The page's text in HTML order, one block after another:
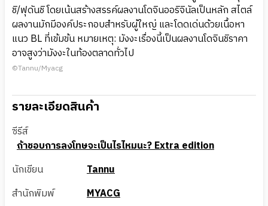
ชิ/ฟุดันชิ โดยเน้นสร้างสรรค์ผลงานโดจินออริจินัลเป็นหลัก สไตล์
ผลงานมักมีองค์ประกอบสำหรับผู้ใหญ่ และโดดเด่นด้วยเนื้อหา
แนว BL ที่เข้มข้น หมายเหตุ: มังงะเรื่องนี้เป็นผลงานโดจินชิราคา
อาจสูงว่ามังงะในท้องตลาดทั่วไป
©Tannu/Myacg
รายละเอียดสินค้า
ซีรีส์
ถ้าชอบการลงโทษจะเป็นไรไหมนะ? Extra edition
นักเขียน
Tannu
สำนักพิมพ์
MYACG